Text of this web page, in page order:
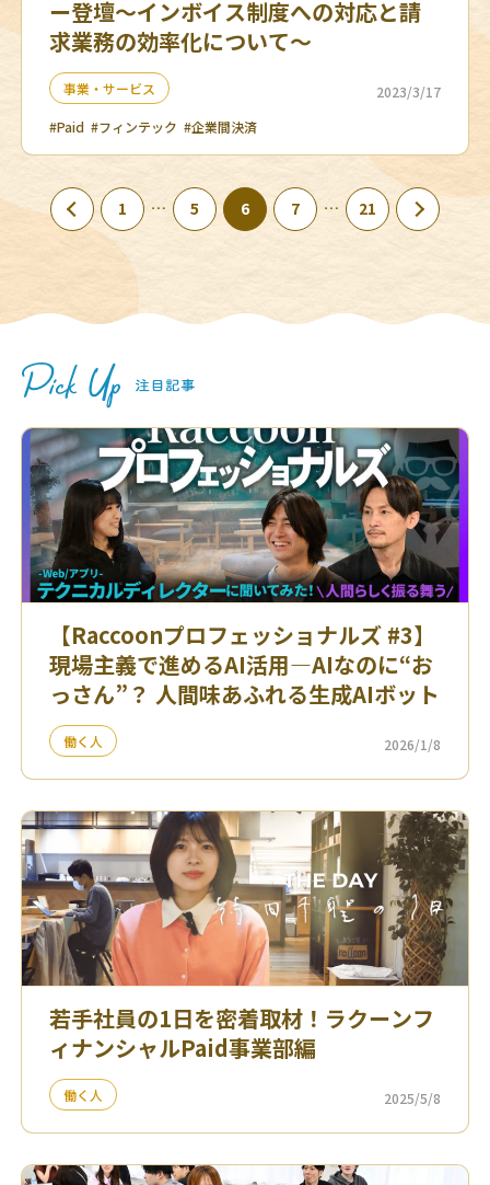
ー登壇～インボイス制度への対応と請
求業務の効率化について～
事業・サービス
2023/3/17
#Paid #フィンテック #企業間決済
1 … 5 6 7 … 21
【Raccoonプロフェッショナルズ #3】
現場主義で進めるAI活用—AIなのに“お
っさん”？ 人間味あふれる生成AIボット
働く人 2026/1/8
若手社員の1日を密着取材！ラクーンフ
ィナンシャルPaid事業部編
働く人 2025/5/8